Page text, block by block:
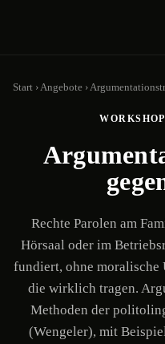
Start ›Angebote ›
Rechte Parolen am
Hörsaal oder im
fundiert, ohne moralische
die wirklich tragen.
Methoden der
(Wengeler), mit